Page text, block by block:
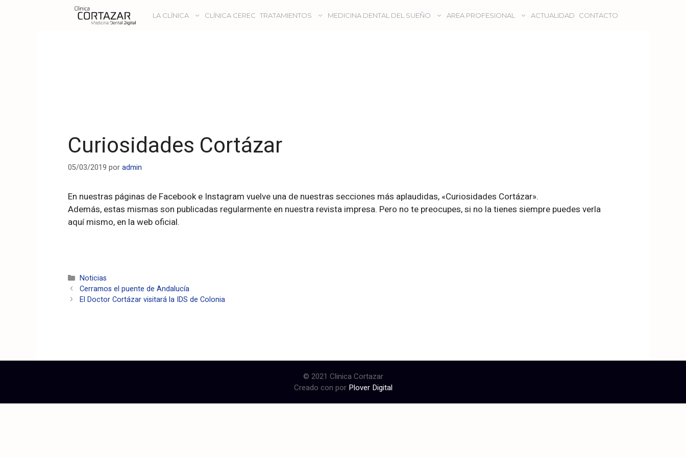
LA CLÍNICA CLÍNICA CEREC TRATAMIENTOS MEDICINA DENTAL DEL SUEÑO AREA PROFESIONAL ACTUALIDAD CONTACTO
Curiosidades Cortázar
05/03/2019 poradmin
En nuestras páginas de Facebook e Instagram vuelve una de nuestras secciones más aplaudidas, «Curiosidades Cortázar».
Además, estas mismas son publicadas regularmente en nuestra revista impresa. Pero no te preocupes, si no la tienes siempre puedes verla
aquí mismo, en la web oficial.
Noticias
Cerramos el puente de Andalucía
El Doctor Cortázar visitará la IDS de Colonia
© 2021 Clinica Cortazar
Creado con por Plover Digital